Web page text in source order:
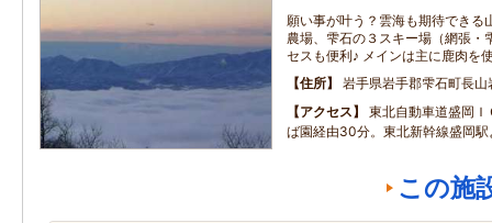
願い事が叶う？雲海も期待できる
農場、雫石の３スキー場（網張・
セスも便利♪ メインは主に鹿肉を
住所
岩手県岩手郡雫石町長
アクセス
東北自動車道盛岡
ば園経由30分。東北新幹線盛岡
この施